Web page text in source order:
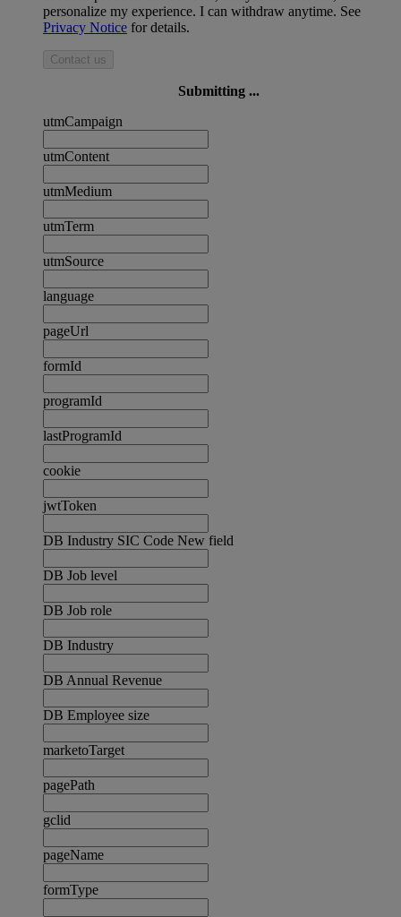
personalize my experience. I can withdraw anytime. See
Privacy Notice for details.
Contact us
Submitting ...
utmCampaign
utmContent
utmMedium
utmTerm
utmSource
language
pageUrl
formId
programId
lastProgramId
cookie
jwtToken
DB Industry SIC Code New field
DB Job level
DB Job role
DB Industry
DB Annual Revenue
DB Employee size
marketoTarget
pagePath
gclid
pageName
formType